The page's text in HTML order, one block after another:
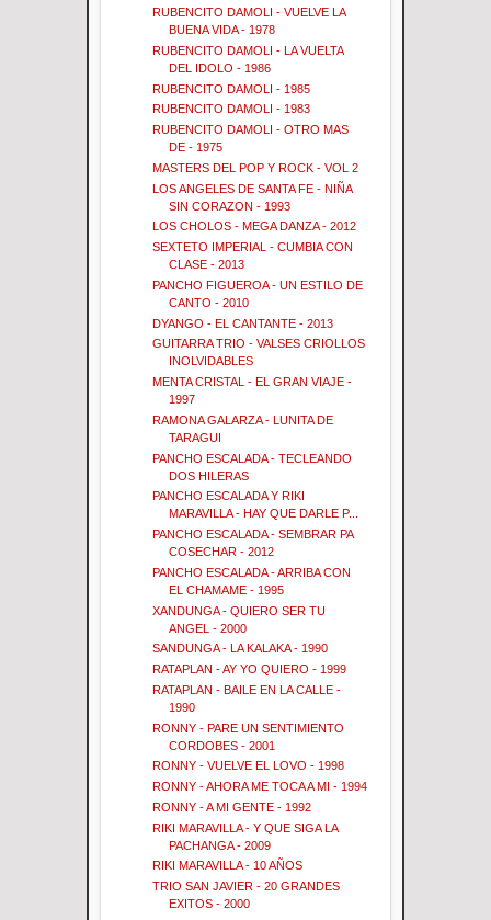
RUBENCITO DAMOLI - VUELVE LA
BUENA VIDA - 1978
RUBENCITO DAMOLI - LA VUELTA
DEL IDOLO - 1986
RUBENCITO DAMOLI - 1985
RUBENCITO DAMOLI - 1983
RUBENCITO DAMOLI - OTRO MAS
DE - 1975
MASTERS DEL POP Y ROCK - VOL 2
LOS ANGELES DE SANTA FE - NIÑA
SIN CORAZON - 1993
LOS CHOLOS - MEGA DANZA - 2012
SEXTETO IMPERIAL - CUMBIA CON
CLASE - 2013
PANCHO FIGUEROA - UN ESTILO DE
CANTO - 2010
DYANGO - EL CANTANTE - 2013
GUITARRA TRIO - VALSES CRIOLLOS
INOLVIDABLES
MENTA CRISTAL - EL GRAN VIAJE -
1997
RAMONA GALARZA - LUNITA DE
TARAGUI
PANCHO ESCALADA - TECLEANDO
DOS HILERAS
PANCHO ESCALADA Y RIKI
MARAVILLA - HAY QUE DARLE P...
PANCHO ESCALADA - SEMBRAR PA
COSECHAR - 2012
PANCHO ESCALADA - ARRIBA CON
EL CHAMAME - 1995
XANDUNGA - QUIERO SER TU
ANGEL - 2000
SANDUNGA - LA KALAKA - 1990
RATAPLAN - AY YO QUIERO - 1999
RATAPLAN - BAILE EN LA CALLE -
1990
RONNY - PARE UN SENTIMIENTO
CORDOBES - 2001
RONNY - VUELVE EL LOVO - 1998
RONNY - AHORA ME TOCA A MI - 1994
RONNY - A MI GENTE - 1992
RIKI MARAVILLA - Y QUE SIGA LA
PACHANGA - 2009
RIKI MARAVILLA - 10 AÑOS
TRIO SAN JAVIER - 20 GRANDES
EXITOS - 2000